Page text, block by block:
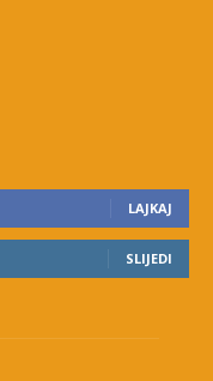
LAJKAJ
SLIJEDI